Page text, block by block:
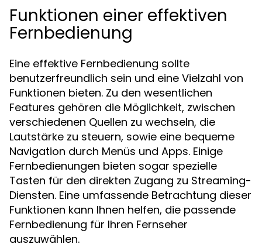
Funktionen einer effektiven
Fernbedienung
Eine effektive Fernbedienung sollte
benutzerfreundlich sein und eine Vielzahl von
Funktionen bieten. Zu den wesentlichen
Features gehören die Möglichkeit, zwischen
verschiedenen Quellen zu wechseln, die
Lautstärke zu steuern, sowie eine bequeme
Navigation durch Menüs und Apps. Einige
Fernbedienungen bieten sogar spezielle
Tasten für den direkten Zugang zu Streaming-
Diensten. Eine umfassende Betrachtung dieser
Funktionen kann Ihnen helfen, die passende
Fernbedienung für Ihren Fernseher
auszuwählen.